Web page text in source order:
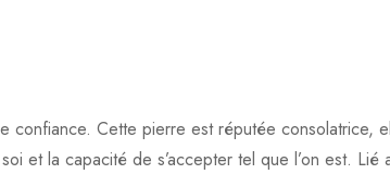
confiance. Cette pierre est réputée consolatrice,
et la capacité de s’accepter tel que l’on est.